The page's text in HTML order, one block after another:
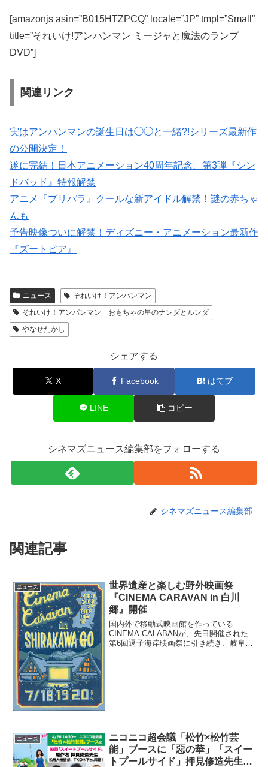
[amazonjs asin=”B015HTZPCQ” locale=”JP” tmpl=”Small”
title=”それいけ!アンパンマン ミージャと魔法のランプ
DVD”]
関連リンク
実はアンパンマンの誕生日は◯◯と一緒?!シリーズ最新作
の公開決定！
遂に完結！日本アニメーション40周年記念、第3弾『シン
ドバッド』特報解禁
アニメ『プリパラ』クールな新アイドル解禁！謎の赤ちゃ
んも
予告映像ついに解禁！ディズニー・アニメーション最新作
『ズートピア』
ニュース
それいけ！アンパンマン
それいけ！アンパンマン おもちゃの星のナンダとルンダ
やなせたかし
シェアする
X Facebook はてブ
LINE コピー
シネマズニュース編集部をフォローする
シネマズニュース編集部
関連記事
ニュース
世界遺産と楽しむ野外映画祭
『CINEMA CARAVAN in 白川
郷』開催
国内外で移動式映画館を作っている
CINEMA CALABANが、先日開催された
第6回逗子海岸映画祭に引き続き、岐阜県
ニュース
ニコニコ超会議「松竹×松竹芸
能」ブースに「惡の華」「スイー
トプールサイド」押見修造先生